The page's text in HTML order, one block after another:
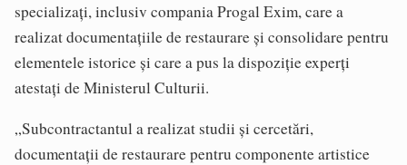
specializați, inclusiv compania Progal Exim, care a
realizat documentațiile de restaurare și consolidare pentru
elementele istorice și care a pus la dispoziție experți
atestați de Ministerul Culturii.
„Subcontractantul a realizat studii și cercetări,
documentații de restaurare pentru componente artistice